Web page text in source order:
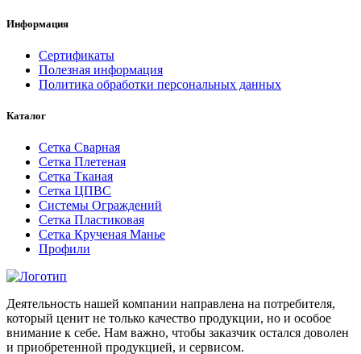
Информация
Сертификаты
Полезная информация
Политика обработки персональных данных
Каталог
Сетка Сварная
Сетка Плетеная
Сетка Тканая
Сетка ЦПВС
Системы Ограждений
Сетка Пластиковая
Сетка Крученая Манье
Профили
Деятельность нашей компании направлена на потребителя,
который ценит не только качество продукции, но и особое
внимание к себе. Нам важно, чтобы заказчик остался доволен
и приобретенной продукцией, и сервисом.